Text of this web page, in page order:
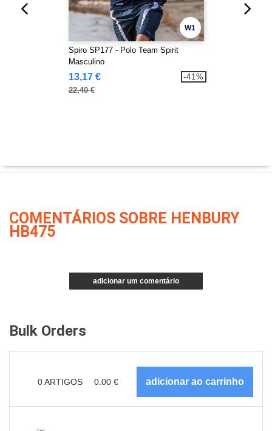
W1
Spiro SP177 - Polo Team Spirit
Masculino
13,17 €
22,40 €
-41%
COMENTÁRIOS SOBRE HENBURY
HB475
adicionar um comentário
Bulk Orders
0ARTIGOS 0.00 €